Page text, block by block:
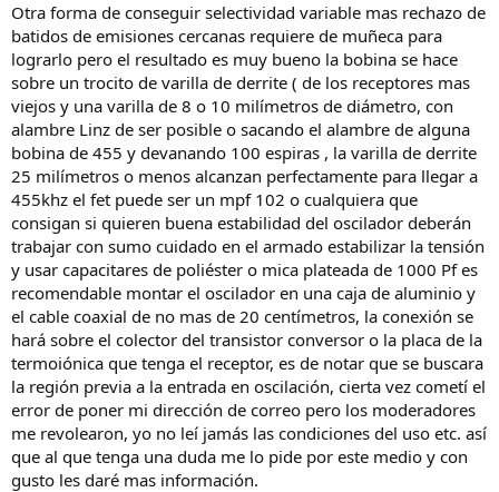
Otra forma de conseguir selectividad variable mas rechazo de
batidos de emisiones cercanas requiere de muñeca para
lograrlo pero el resultado es muy bueno la bobina se hace
sobre un trocito de varilla de derrite ( de los receptores mas
viejos y una varilla de 8 o 10 milímetros de diámetro, con
alambre Linz de ser posible o sacando el alambre de alguna
bobina de 455 y devanando 100 espiras , la varilla de derrite
25 milímetros o menos alcanzan perfectamente para llegar a
455khz el fet puede ser un mpf 102 o cualquiera que
consigan si quieren buena estabilidad del oscilador deberán
trabajar con sumo cuidado en el armado estabilizar la tensión
y usar capacitares de poliéster o mica plateada de 1000 Pf es
recomendable montar el oscilador en una caja de aluminio y
el cable coaxial de no mas de 20 centímetros, la conexión se
hará sobre el colector del transistor conversor o la placa de la
termoiónica que tenga el receptor, es de notar que se buscara
la región previa a la entrada en oscilación, cierta vez cometí el
error de poner mi dirección de correo pero los moderadores
me revolearon, yo no leí jamás las condiciones del uso etc. así
que al que tenga una duda me lo pide por este medio y con
gusto les daré mas información.